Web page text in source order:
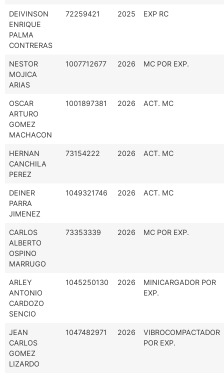
DEIVINSON
ENRIQUE
PALMA
CONTRERAS
72259421 2025 EXP RC
NESTOR
MOJICA
ARIAS
1007712677 2026 MC POR EXP.
OSCAR
ARTURO
GOMEZ
MACHACON
1001897381 2026 ACT. MC
HERNAN
CANCHILA
PEREZ
73154222 2026 ACT. MC
DEINER
PARRA
JIMENEZ
1049321746 2026 ACT. MC
CARLOS
ALBERTO
OSPINO
MARRUGO
73353339 2026 MC POR EXP.
ARLEY
ANTONIO
CARDOZO
SENCIO
1045250130 2026
MINICARGADOR POR
EXP.
JEAN
CARLOS
GOMEZ
LIZARDO
1047482971 2026
VIBROCOMPACTADOR
POR EXP.